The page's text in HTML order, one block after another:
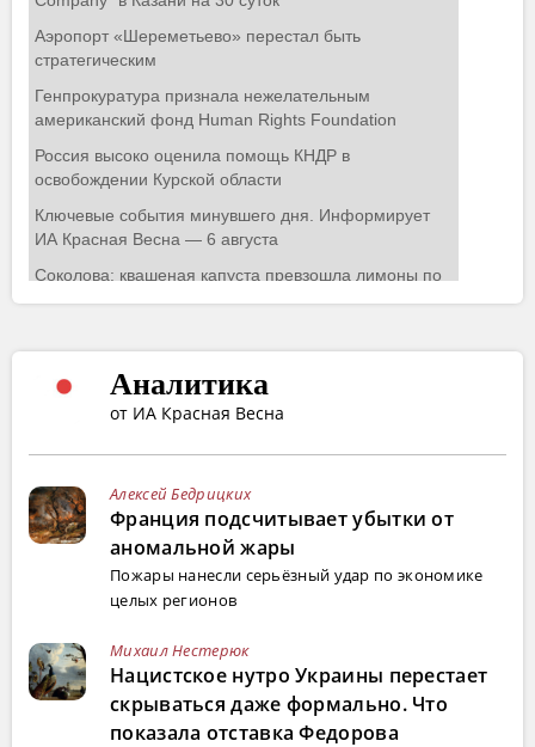
Аналитика
от ИА Красная Весна
Алексей Бедрицких
Франция подсчитывает убытки от
аномальной жары
Пожары нанесли серьёзный удар по экономике
целых регионов
Михаил Нестерюк
Нацистское нутро Украины перестает
скрываться даже формально. Что
показала отставка Федорова